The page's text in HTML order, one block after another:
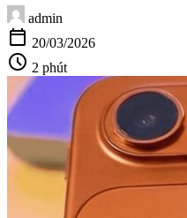
admin
calendar_today 20/03/2026
schedule 2 phút